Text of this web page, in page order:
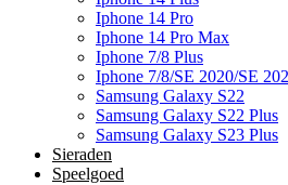
Iphone 14 Pro
Iphone 14 Pro Max
Iphone 7/8 Plus
Iphone 7/8/SE 2020/SE
Samsung Galaxy S22
Samsung Galaxy S22 Plus
Samsung Galaxy S23 Plus
Sieraden
Speelgoed